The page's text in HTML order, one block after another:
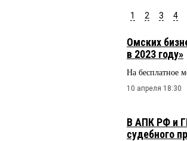
1 2 3 4
Омских
в 2023 году»
На бесплатное
10 апреля 18:30
В АПК РФ и
судебного